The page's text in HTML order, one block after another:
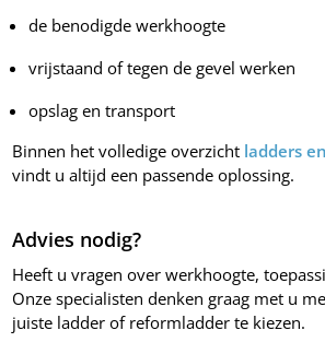
de benodigde werkhoogte
vrijstaand of tegen de gevel werken
opslag en transport
Binnen het volledige overzicht ladders
vindt u altijd een passende oplossing.
Advies nodig?
Heeft u vragen over werkhoogte,
Onze specialisten denken graag met u
juiste ladder of reformladder te kiezen.